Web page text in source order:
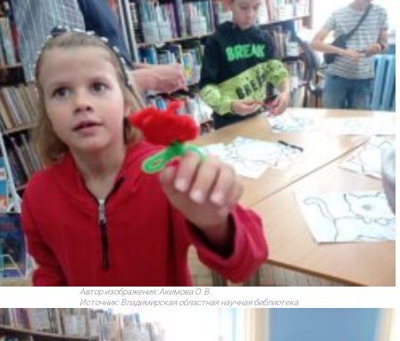
Автор изображения:Акимова О. В.
Источник:Владимирская областная научная библиотека